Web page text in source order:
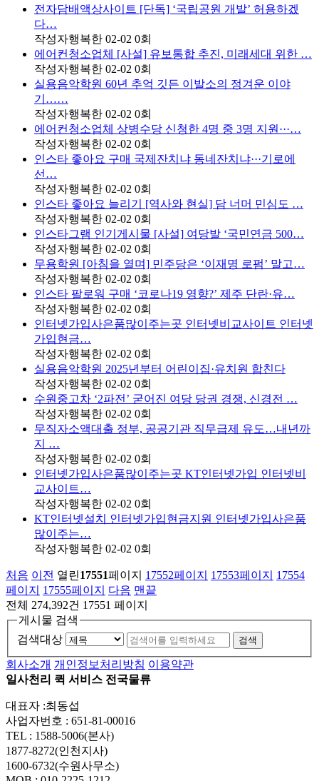
전자담배액상사이트 [단독] ‘국립공원 개발’ 허용하겠
다…
작성자행복한 02-02 0회
에어컨청소업체 [사설] 유보통합 추진, 미래세대 위한 …
작성자행복한 02-02 0회
실용음악학원 60년 추억 깃든 이발소의 정겨운 이야
기……
작성자행복한 02-02 0회
에어컨청소업체 상병수당 신청한 4명 중 3명 지원···…
작성자행복한 02-02 0회
인스타 좋아요 구매 국제잔치냐 동네잔치냐···기로에
선…
작성자행복한 02-02 0회
인스타 좋아요 늘리기 [역사와 현실] 담 너머 민심도 …
작성자행복한 02-02 0회
인스타그램 인기게시물 [사설] 여당발 ‘국민연금 500…
작성자행복한 02-02 0회
무용학원 [아침을 열며] 민주당은 ‘이재명 로펌’ 말고…
작성자행복한 02-02 0회
인스타 팔로워 구매 ‘코로나19 영향?’ 제주 단란·유…
작성자행복한 02-02 0회
인터넷가입사은품많이주는곳 인터넷비교사이트 인터넷
가입현금…
작성자행복한 02-02 0회
실용음악학원 2025년부터 어린이집·유치원 합친다
작성자행복한 02-02 0회
수원중고차 ‘2파전’ 굳어진 여당 당권 경쟁, 신경전 …
작성자행복한 02-02 0회
무직자소액대출 정부, 공공기관 직무급제 유도…내년까
지 …
작성자행복한 02-02 0회
인터넷가입사은품많이주는곳 KT인터넷가입 인터넷비
교사이트…
작성자행복한 02-02 0회
KT인터넷설치 인터넷가입현금지원 인터넷가입사은품
많이주는…
작성자행복한 02-02 0회
처음 이전 열린17551페이지 17552페이지 17553페이지
17554
페이지
17555페이지 다음 맨끝
전체 274,392건 17551 페이지
게시물 검색
검색대상
검색
회사소개 개인정보처리방침 이용약관
일사천리 퀵 서비스 전국물류
대표자 :최동섭
사업자번호 : 651-81-00016
TEL : 1588-5006(본사)
1877-8272(인천지사)
1600-6732(수원사무소)